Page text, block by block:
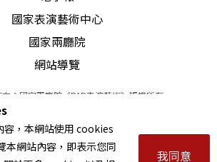
國家表演藝術中心
國家兩廳院
網站導覽
心國家兩廳院《PAR表演藝術》版權所有
arts redefined. All Rights Reserved
編號 Tax Id number 00973926
出資訊，如有異動應以主辦單位公告為準。
容，本網站使用 cookies
本網站內容，即表示您同
我同意